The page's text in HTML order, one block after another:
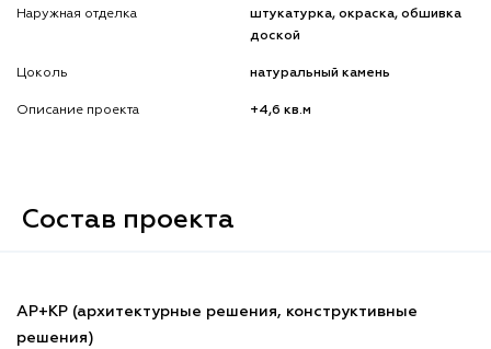
Наружная отделка
штукатурка, окраска, обшивка
доской
Цоколь натуральный камень
Описание проекта +4,6 кв.м
Состав проекта
АР+КР (архитектурные решения, конструктивные
решения)